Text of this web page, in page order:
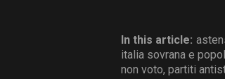
In this article:
italia sovrana e
non voto, partiti